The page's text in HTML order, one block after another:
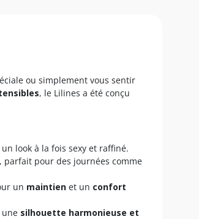
ou simplement vous sentir
, le Lilines a été conçu
look à la fois sexy et raffiné.
parfait pour des journées comme
un maintien et un confort
une silhouette harmonieuse et